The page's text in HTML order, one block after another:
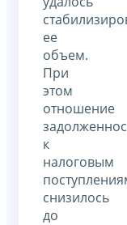
ее
объем.
При
этом
отношение
к
налоговым
снизилось
до